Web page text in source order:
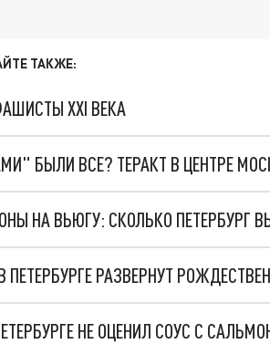
ТАКЖЕ:
XXI ВЕКА
БЫЛИ ВСЕ? ТЕРАКТ В ЦЕНТРЕ
НА ВЬЮГУ: СКОЛЬКО ПЕТЕРБУРГ
ПЕТЕРБУРГЕ РАЗВЕРНУТ
НЕ ОЦЕНИЛ СОУС С